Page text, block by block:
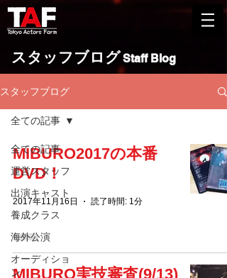
​スタッフブログStaff Blog
スタッフブログ
全ての記事
運営スタッフ
出演キャスト
養成クラス
海外公演
オーディショ
ン
全ての記事
MIBURO2017の本番
DVD！
2017年11月16日 読了時間: 1分
MIBURO実技審査(9/13)